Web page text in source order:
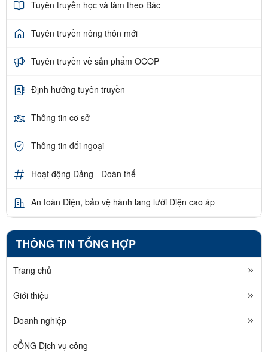
Tuyên truyền học và làm theo Bác
Tuyên truyền nông thôn mới
Tuyên truyền về sản phẩm OCOP
Định hướng tuyên truyền
Thông tin cơ sở
Thông tin đối ngoại
Hoạt động Đảng - Đoàn thể
An toàn Điện, bảo vệ hành lang lưới Điện cao áp
THÔNG TIN TỔNG HỢP
Trang chủ
Giới thiệu
Doanh nghiệp
cỔNG Dịch vụ công